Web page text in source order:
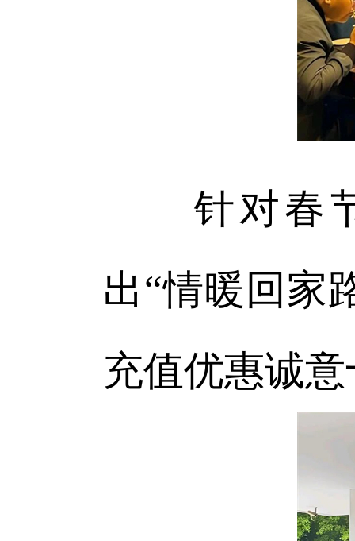
针对春节
出“情暖回家
充值优惠诚